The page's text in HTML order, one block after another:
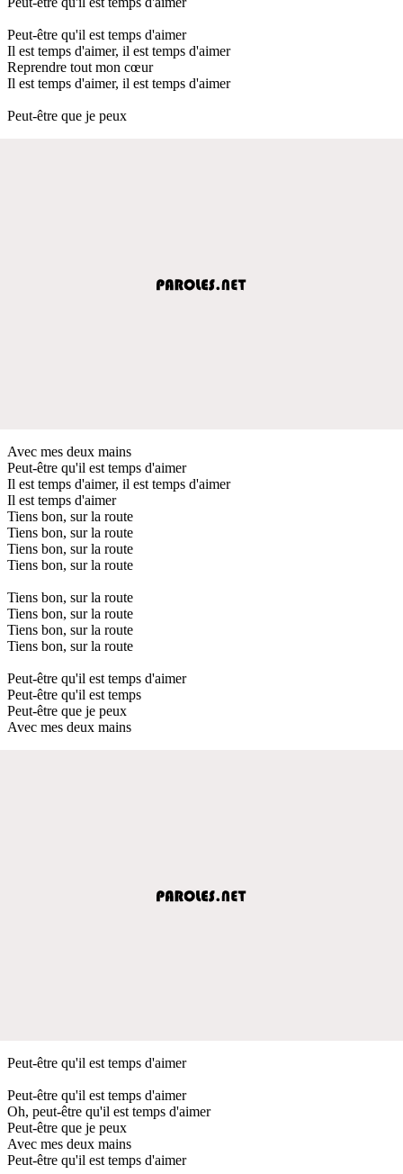
Peut-être qu'il est temps d'aimer
Il est temps d'aimer, il est temps d'aimer
Reprendre tout mon cœur
Il est temps d'aimer, il est temps d'aimer
Peut-être que je peux
Avec mes deux mains
Peut-être qu'il est temps d'aimer
Il est temps d'aimer, il est temps d'aimer
Il est temps d'aimer
Tiens bon, sur la route
Tiens bon, sur la route
Tiens bon, sur la route
Tiens bon, sur la route
Tiens bon, sur la route
Tiens bon, sur la route
Tiens bon, sur la route
Tiens bon, sur la route
Peut-être qu'il est temps d'aimer
Peut-être qu'il est temps
Peut-être que je peux
Avec mes deux mains
Peut-être qu'il est temps d'aimer
Peut-être qu'il est temps d'aimer
Oh, peut-être qu'il est temps d'aimer
Peut-être que je peux
Avec mes deux mains
Peut-être qu'il est temps d'aimer